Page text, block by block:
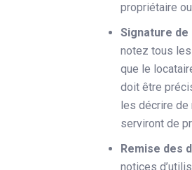
propriétaire
Signature de
notez tous
que le
doit être
les décrire de
serviront de
Remise des
notices